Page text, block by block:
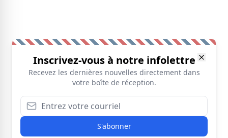
Inscrivez-vous à notre infolettre
Recevez les dernières nouvelles directement dans
votre boîte de réception.
S'abonner